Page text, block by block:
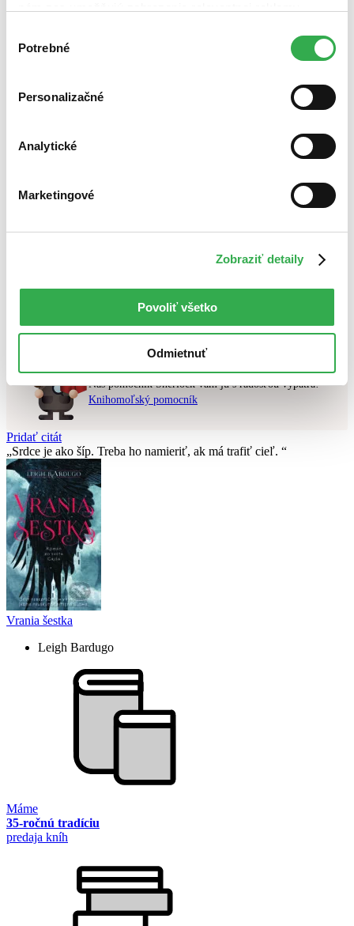
nám pomohlo, keby sme mohli používať všetky tieto
súhlasu
Potrebné
Personalizačné
Analytické
Marketingové
Zobraziť detaily
Povoliť všetko
Odmietnuť
Bestsellery
Najlacnejšie
Skúste prosím zmeniť vyhľadávaný výraz.
Náš pomocník Sherlock vám ju s radosťou vypátra!
Knihomoľský pomocník
Pridať citát
Srdce je ako šíp. Treba ho namieriť, ak má trafiť cieľ.
Vrania šestka
Leigh Bardugo
Máme
35-ročnú tradíciu
predaja kníh